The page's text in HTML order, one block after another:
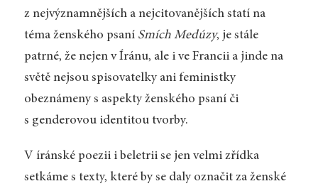
z nejvýznamnějších a nejcitovanějších statí na
téma ženského psaní Smích Medúzy, je stále
patrné, že nejen v Íránu, ale i ve Francii a jinde na
světě nejsou spisovatelky ani feministky
obeznámeny s aspekty ženského psaní či
s genderovou identitou tvorby.
V íránské poezii i beletrii se jen velmi zřídka
setkáme s texty, které by se daly označit za ženské